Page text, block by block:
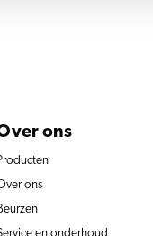
ons
ons
en onderhoud